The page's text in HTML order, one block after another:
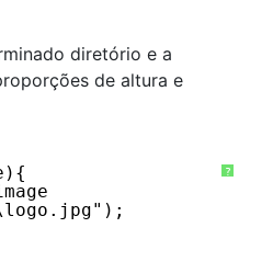
diretório e a
de altura e
?